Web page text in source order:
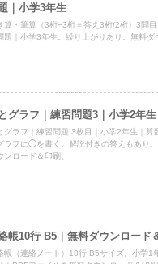
｜小学3年生
算・筆算（3桁−3桁＝答え3桁/2桁）3問
題｜小学3年生。繰り上がりあり。無料ダ
グラフ｜練習問題3｜小学2年
グラフ｜練習問題 3枚目｜小学2年生｜算
ラフに◯を書く。解説付きの答えもあり
ンロード＆印刷。
帳10行 B5｜無料ダウンロード
帳（連絡ノート）10行 B5サイズ。小学1